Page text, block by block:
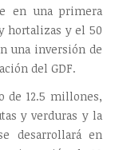
en una primera
hortalizas y el 50
una inversión de
del GDF.
de 12.5 millones,
y verduras y la
desarrollará en